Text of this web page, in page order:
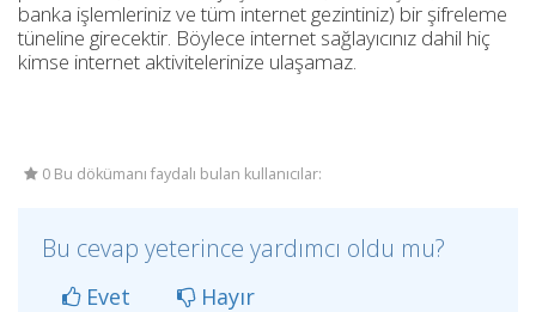
banka işlemleriniz ve tüm internet gezintiniz) bir şifreleme
tüneline girecektir. Böylece internet sağlayıcınız dahil hiç
kimse internet aktivitelerinize ulaşamaz.
0 Bu dökümanı faydalı bulan kullanıcılar:
Bu cevap yeterince yardımcı oldu mu?
Evet Hayır